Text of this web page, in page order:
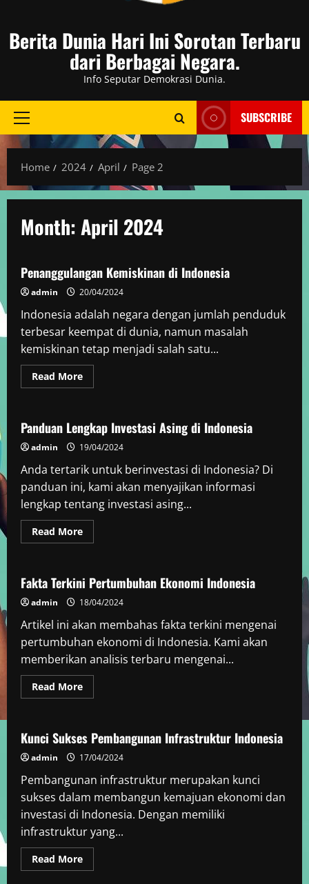
Berita Dunia Hari Ini Sorotan Terbaru
dari Berbagai Negara.
Info Seputar Demokrasi Dunia.
Primary
Menu
SUBSCRIBE
Home 2024 April Page 2
Month:April 2024
Berita Negara Berkembang
Penanggulangan Kemiskinan di Indonesia
admin 20/04/2024
Indonesia adalah negara dengan jumlah penduduk
terbesar keempat di dunia, namun masalah
kemiskinan tetap menjadi salah satu...
Read MoreRead
more
di
Indonesia
Berita Negara Berkembang
Panduan Lengkap Investasi Asing di Indonesia
admin 19/04/2024
Anda tertarik untuk berinvestasi di Indonesia? Di
panduan ini, kami akan menyajikan informasi
lengkap tentang investasi asing...
Read MoreRead
more
Investasi
Asing
di
Indonesia
Berita Negara Berkembang
Fakta Terkini Pertumbuhan Ekonomi Indonesia
admin 18/04/2024
Artikel ini akan membahas fakta terkini mengenai
pertumbuhan ekonomi di Indonesia. Kami akan
memberikan analisis terbaru mengenai...
Read MoreRead
more
Pertumbuhan
Ekonomi
Indonesia
Berita Negara Berkembang
Kunci Sukses Pembangunan Infrastruktur Indonesia
admin 17/04/2024
Pembangunan infrastruktur merupakan kunci
sukses dalam membangun kemajuan ekonomi dan
investasi di Indonesia. Dengan memiliki
infrastruktur yang...
Read MoreRead
more
Berita Negara Berkembang